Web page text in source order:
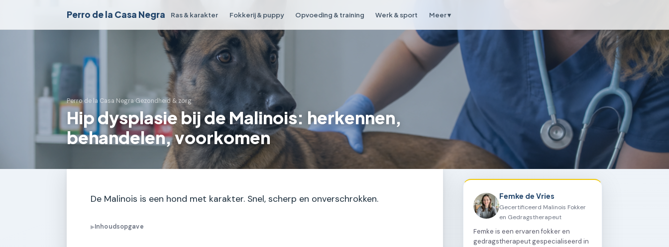
Perro de la Casa Negra Ras & karakter Fokkerij & puppy Opvoeding & training Werk & sport Meer ▾
Perro de la Casa Negra›Gezondheid & zorg
Hip dysplasie bij de Malinois: herkennen,
behandelen, voorkomen
De Malinois is een hond met karakter. Snel, scherp en onverschrokken.
▶Inhoudsopgave
Femke de Vries
Gecertificeerd Malinois Fokker
en Gedragstherapeut
Femke is een ervaren fokker en
gedragstherapeut gespecialiseerd in